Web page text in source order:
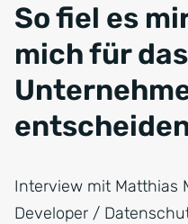
So fiel es
mich für das
Interview mit Matthias
Developer /